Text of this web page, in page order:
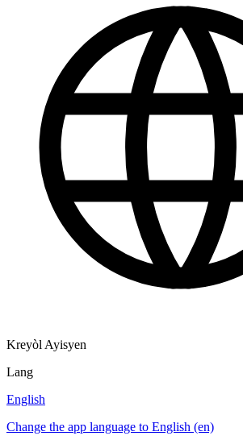
Kreyòl Ayisyen
Lang
English
Change the app language to English (en)